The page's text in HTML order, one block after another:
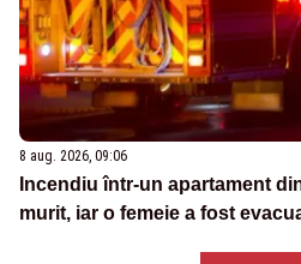
8 aug. 2026, 09:06
Incendiu într-un apartament
murit, iar o femeie a fost